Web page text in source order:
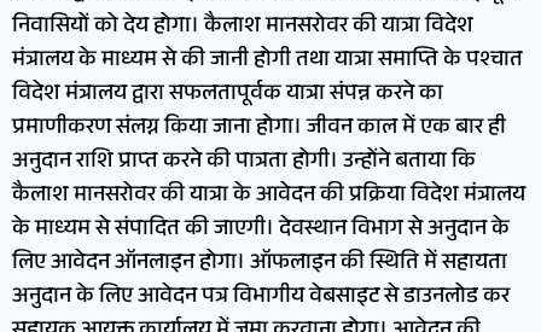
निवासियों को देय होगा। कैलाश मानसरोवर की यात्रा विदेश
मंत्रालय के माध्यम से की जानी होगी तथा यात्रा समाप्ति के पश्चात
विदेश मंत्रालय द्वारा सफलतापूर्वक यात्रा संपन्न करने का
प्रमाणीकरण संलग्न किया जाना होगा। जीवन काल में एक बार ही
अनुदान राशि प्राप्त करने की पात्रता होगी। उन्होंने बताया कि
कैलाश मानसरोवर की यात्रा के आवेदन की प्रक्रिया विदेश मंत्रालय
के माध्यम से संपादित की जाएगी। देवस्थान विभाग से अनुदान के
लिए आवेदन ऑनलाइन होगा। ऑफलाइन की स्थिति में सहायता
अनुदान के लिए आवेदन पत्र विभागीय वेबसाइट से डाउनलोड कर